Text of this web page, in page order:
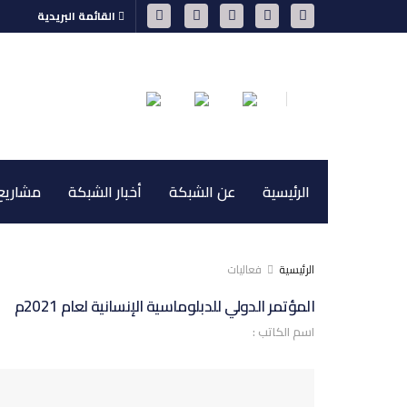
القائمة البريدية
الرئيسية عن الشبكة أخبار الشبكة
الرئيسية فعاليات
المؤتمر الدولي للدبلوماسية الإنسانية لعام 2021م
اسم الكاتب :